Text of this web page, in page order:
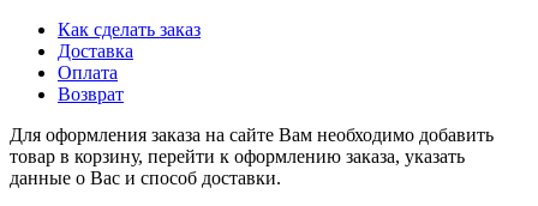
Как сделать заказ
Доставка
Оплата
Возврат
Для оформления заказа на сайте Вам необходимо добавить
товар в корзину, перейти к оформлению заказа, указать
данные о Вас и способ доставки.